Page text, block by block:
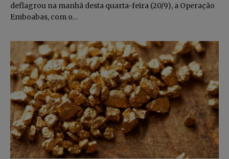
deflagrou na manhã desta quarta-feira (20/9), a Operação
Emboabas, com o…